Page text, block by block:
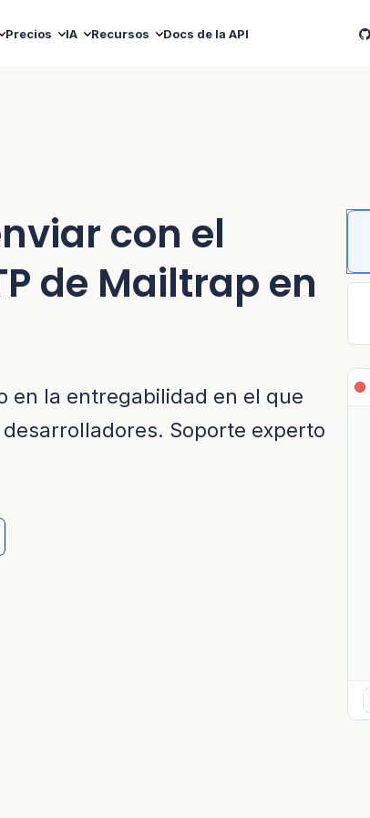
Precios IA Recursos Docs de la API
con el
de Mailtrap en
en la entregabilidad en el que
Soporte experto